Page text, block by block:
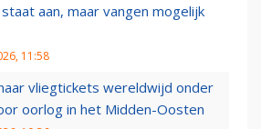
aan, maar vangen mogelijk
11:58
vliegtickets wereldwijd onder
oorlog in het Midden-Oosten